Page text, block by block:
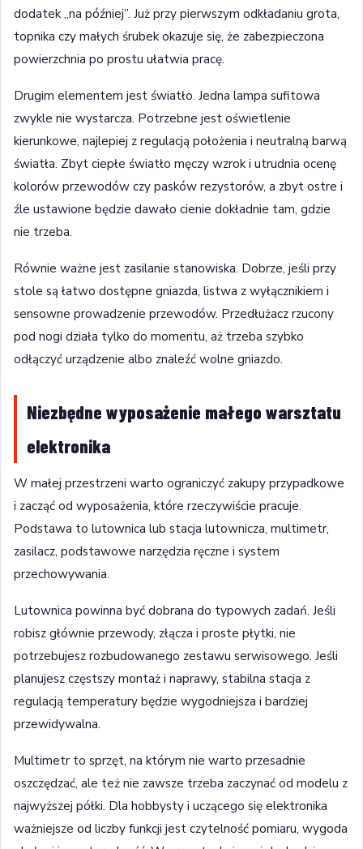
dodatek „na później”. Już przy pierwszym odkładaniu grota,
topnika czy małych śrubek okazuje się, że zabezpieczona
powierzchnia po prostu ułatwia pracę.
Drugim elementem jest światło. Jedna lampa sufitowa
zwykle nie wystarcza. Potrzebne jest oświetlenie
kierunkowe, najlepiej z regulacją położenia i neutralną barwą
światła. Zbyt ciepłe światło męczy wzrok i utrudnia ocenę
kolorów przewodów czy pasków rezystorów, a zbyt ostre i
źle ustawione będzie dawało cienie dokładnie tam, gdzie
nie trzeba.
Równie ważne jest zasilanie stanowiska. Dobrze, jeśli przy
stole są łatwo dostępne gniazda, listwa z wyłącznikiem i
sensowne prowadzenie przewodów. Przedłużacz rzucony
pod nogi działa tylko do momentu, aż trzeba szybko
odłączyć urządzenie albo znaleźć wolne gniazdo.
Niezbędne wyposażenie małego warsztatu
elektronika
W małej przestrzeni warto ograniczyć zakupy przypadkowe
i zacząć od wyposażenia, które rzeczywiście pracuje.
Podstawa to lutownica lub stacja lutownicza, multimetr,
zasilacz, podstawowe narzędzia ręczne i system
przechowywania.
Lutownica powinna być dobrana do typowych zadań. Jeśli
robisz głównie przewody, złącza i proste płytki, nie
potrzebujesz rozbudowanego zestawu serwisowego. Jeśli
planujesz częstszy montaż i naprawy, stabilna stacja z
regulacją temperatury będzie wygodniejsza i bardziej
przewidywalna.
Multimetr to sprzęt, na którym nie warto przesadnie
oszczędzać, ale też nie zawsze trzeba zaczynać od modelu z
najwyższej półki. Dla hobbysty i uczącego się elektronika
ważniejsze od liczby funkcji jest czytelność pomiaru, wygoda